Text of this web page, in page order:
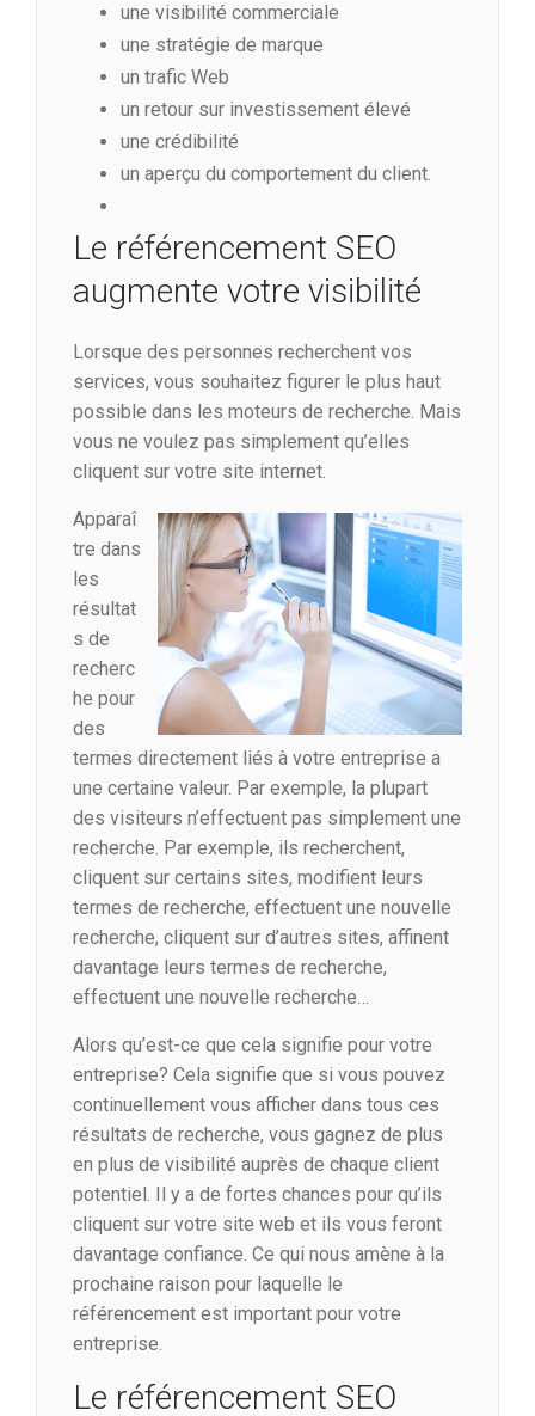
une visibilité commerciale
une stratégie de marque
un trafic Web
un retour sur investissement élevé
une crédibilité
un aperçu du comportement du client.
Le référencement SEO
augmente votre visibilité
Lorsque des personnes recherchent vos
services, vous souhaitez figurer le plus haut
possible dans les moteurs de recherche. Mais
vous ne voulez pas simplement qu’elles
cliquent sur votre site internet.
Apparaî
tre dans
les
résultat
s de
recherc
he pour
des
termes directement liés à votre entreprise a
une certaine valeur. Par exemple, la plupart
des visiteurs n’effectuent pas simplement une
recherche. Par exemple, ils recherchent,
cliquent sur certains sites, modifient leurs
termes de recherche, effectuent une nouvelle
recherche, cliquent sur d’autres sites, affinent
davantage leurs termes de recherche,
effectuent une nouvelle recherche…
Alors qu’est-ce que cela signifie pour votre
entreprise? Cela signifie que si vous pouvez
continuellement vous afficher dans tous ces
résultats de recherche, vous gagnez de plus
en plus de visibilité auprès de chaque client
potentiel. Il y a de fortes chances pour qu’ils
cliquent sur votre site web et ils vous feront
davantage confiance. Ce qui nous amène à la
prochaine raison pour laquelle le
référencement est important pour votre
entreprise.
Le référencement SEO